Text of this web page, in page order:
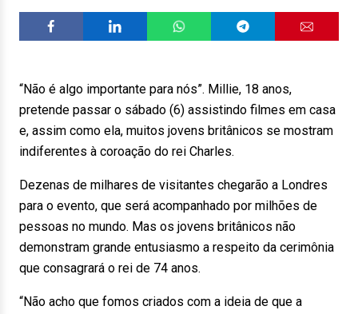
“Não é algo importante para nós”. Millie, 18 anos,
pretende passar o sábado (6) assistindo filmes em casa
e, assim como ela, muitos jovens britânicos se mostram
indiferentes à coroação do rei Charles.
Dezenas de milhares de visitantes chegarão a Londres
para o evento, que será acompanhado por milhões de
pessoas no mundo. Mas os jovens britânicos não
demonstram grande entusiasmo a respeito da cerimônia
que consagrará o rei de 74 anos.
“Não acho que fomos criados com a ideia de que a